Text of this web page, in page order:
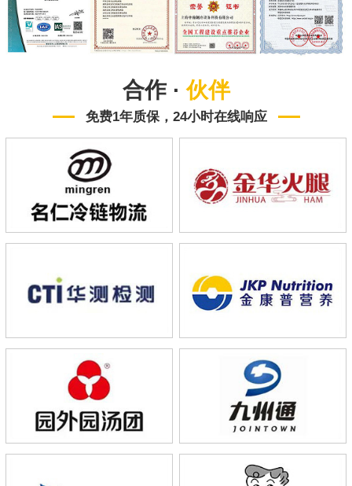
合作 ·伙伴
免费1年质保，24小时在线响应